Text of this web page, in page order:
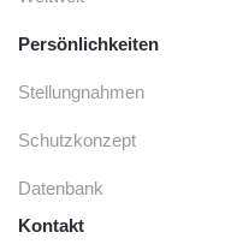
Persönlichkeiten
Stellungnahmen
Schutzkonzept
Datenbank
Kontakt